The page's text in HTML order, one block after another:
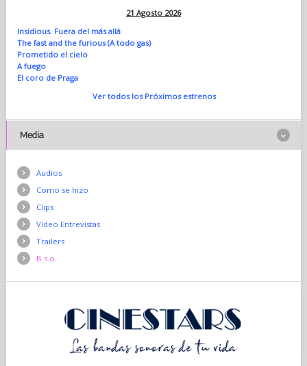
21 Agosto 2026
Insidious. Fuera del más allá
The fast and the furious (A todo gas)
Prometido el cielo
A fuego
El coro de Praga
Ver todos los Próximos estrenos
Media
Audios
Como se hizo
Clips
Vídeo Entrevistas
Trailers
B.s.o.